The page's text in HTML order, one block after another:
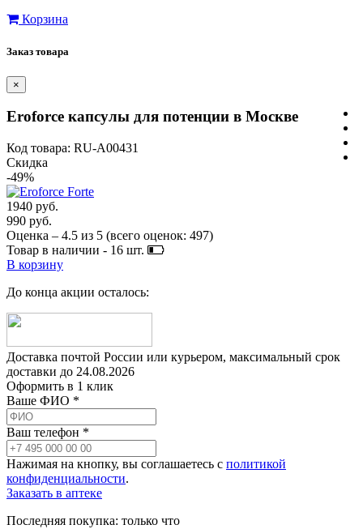
Корзина
Заказ товара
×
Eroforce капсулы для потенции в Москве
Код товара: RU-A00431
Скидка
-49%
1940 руб.
990 руб.
Оценка – 4.5 из 5 (всего оценок: 497)
Товар в наличии - 16 шт.
В корзину
До конца акции осталось:
Доставка почтой России или курьером, максимальный срок
доставки до 24.08.2026
Оформить в 1 клик
Ваше ФИО *
Ваш телефон *
Нажимая на кнопку, вы соглашаетесь с политикой
конфиденциальности.
Заказать в аптеке
Последняя покупка: только что